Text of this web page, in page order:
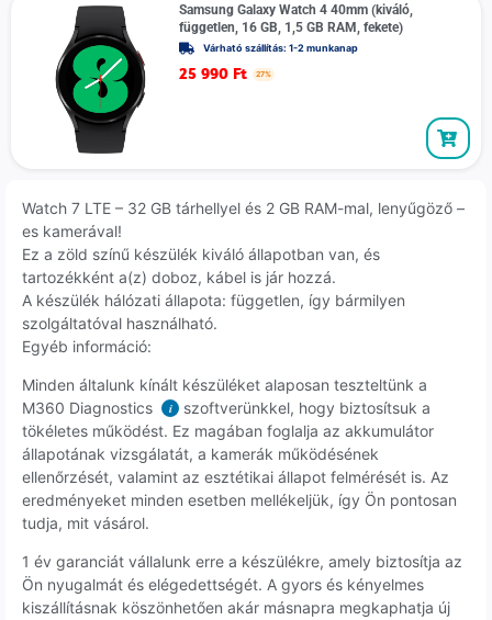
Samsung Galaxy Watch 4 40mm (kiváló,
független, 16 GB, 1,5 GB RAM, fekete)
Várható szállítás: 1-2 munkanap
25 990 Ft 27%
Watch 7 LTE – 32 GB tárhellyel és 2 GB RAM-mal, lenyűgöző –
es kamerával!
Ez a zöld színű készülék kiváló állapotban van, és
tartozékként a(z) doboz, kábel is jár hozzá.
A készülék hálózati állapota: független, így bármilyen
szolgáltatóval használható.
Egyéb információ:
Minden általunk kínált készüléket alaposan teszteltünk a
M360 Diagnostics
i
szoftverünkkel, hogy biztosítsuk a
tökéletes működést. Ez magában foglalja az akkumulátor
állapotának vizsgálatát, a kamerák működésének
ellenőrzését, valamint az esztétikai állapot felmérését is. Az
eredményeket minden esetben mellékeljük, így Ön pontosan
tudja, mit vásárol.
1 év garanciát vállalunk erre a készülékre, amely biztosítja az
Ön nyugalmát és elégedettségét. A gyors és kényelmes
kiszállításnak köszönhetően akár másnapra megkaphatja új